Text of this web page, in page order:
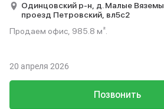
Одинцовский р-н, д. Малые Вяземы,
проезд Петровский, вл5с2
Продаем офис, 985.8 м².
Позвонить
20 апреля 2026